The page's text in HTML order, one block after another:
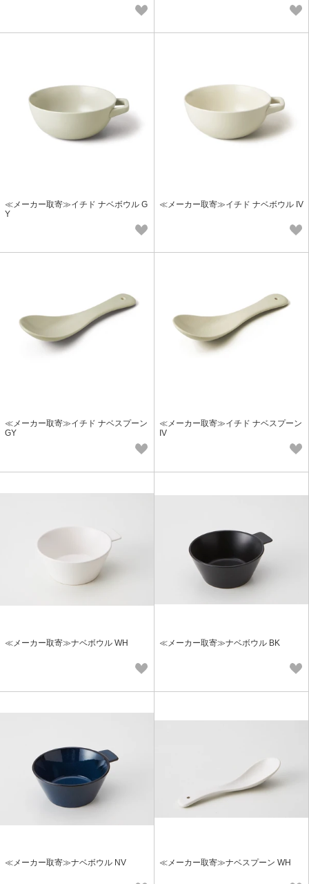
≪メーカー取寄≫イチド ナベボウル G
Y
≪メーカー取寄≫イチド ナベボウル IV
≪メーカー取寄≫イチド ナベスプーン
GY
≪メーカー取寄≫イチド ナベスプーン
IV
≪メーカー取寄≫ナベボウル WH ≪メーカー取寄≫ナベボウル BK
≪メーカー取寄≫ナベボウル NV ≪メーカー取寄≫ナベスプーン WH